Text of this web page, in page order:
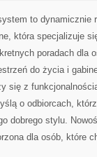
to dynamicznie
która specjalizuje
poradach dla
do życia i
się z
o odbiorcach,
dobrego stylu.
dla osób, które